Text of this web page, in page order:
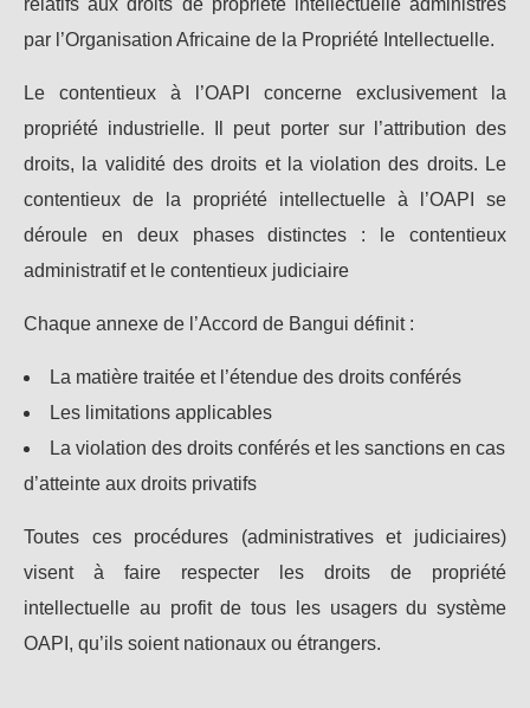
relatifs aux droits de propriété intellectuelle administrés
par l’Organisation Africaine de la Propriété Intellectuelle.
Le contentieux à l’OAPI concerne exclusivement la
propriété industrielle. Il peut porter sur l’attribution des
droits, la validité des droits et la violation des droits. Le
contentieux de la propriété intellectuelle à l’OAPI se
déroule en deux phases distinctes : le contentieux
administratif et le contentieux judiciaire
Chaque annexe de l’Accord de Bangui définit :
La matière traitée et l’étendue des droits conférés
Les limitations applicables
La violation des droits conférés et les sanctions en cas
d’atteinte aux droits privatifs
Toutes ces procédures (administratives et judiciaires)
visent à faire respecter les droits de propriété
intellectuelle au profit de tous les usagers du système
OAPI, qu’ils soient nationaux ou étrangers.